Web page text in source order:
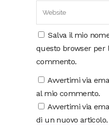
Salva il mio
questo browser per
commento.
Avvertimi via
al mio commento.
Avvertimi via
di un nuovo articolo.